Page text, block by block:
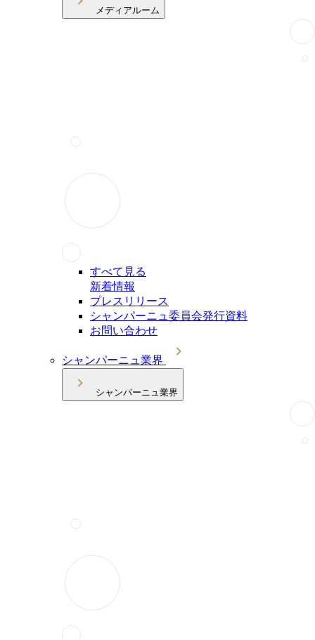
メディアルーム
すべて見る
新着情報
プレスリリース
シャンパーニュ委員会発行資料
お問い合わせ
シャンパーニュ業界
シャンパーニュ業界